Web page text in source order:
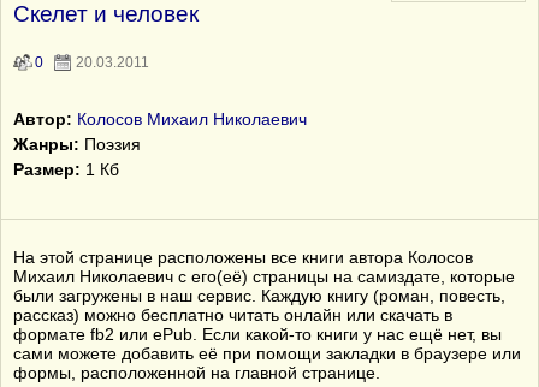
Скелет и человек
0 20.03.2011
Автор: Колосов Михаил Николаевич
Жанры: Поэзия
Размер: 1 Кб
На этой странице расположены все книги автора Колосов
Михаил Николаевич с его(её) страницы на самиздате, которые
были загружены в наш сервис. Каждую книгу (роман, повесть,
рассказ) можно бесплатно читать онлайн или скачать в
формате fb2 или ePub. Если какой-то книги у нас ещё нет, вы
сами можете добавить её при помощи закладки в браузере или
формы, расположенной на главной странице.